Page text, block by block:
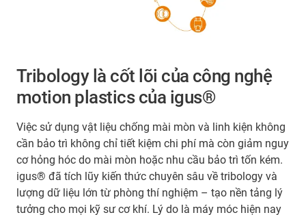
Tribology là cốt lõi của công nghệ
motion plastics của igus®
Việc sử dụng vật liệu chống mài mòn và linh kiện không
cần bảo trì không chỉ tiết kiệm chi phí mà còn giảm nguy
cơ hỏng hóc do mài mòn hoặc nhu cầu bảo trì tốn kém.
igus® đã tích lũy kiến thức chuyên sâu về tribology và
lượng dữ liệu lớn từ phòng thí nghiệm – tạo nền tảng lý
tưởng cho mọi kỹ sư cơ khí. Lý do là máy móc hiện nay